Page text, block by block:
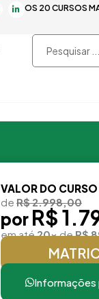
OS 20 CURSOS
i
Pesquisar
...
VALOR DO CURSO
de R$ 2.998,00
por R$
em até20xdeR$
Informações